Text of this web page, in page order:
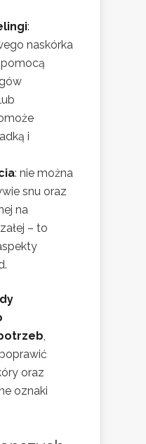
:
naskórka
i
: nie można
snu oraz
na
– to
,
oraz
oznaki